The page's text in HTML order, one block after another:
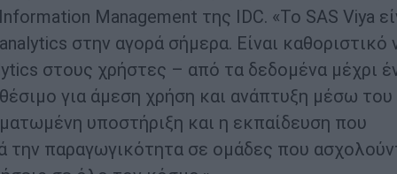
Management της IDC. «Το SAS Viya
στην αγορά σήμερα. Είναι καθοριστικό
στους χρήστες – από τα δεδομένα μέχρι
για άμεση χρήση και ανάπτυξη μέσω του
υποστήριξη και η εκπαίδευση που
την παραγωγικότητα σε ομάδες που